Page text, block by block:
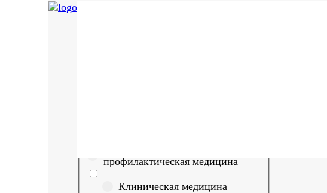
профилактическая медицина
Клиническая медицина